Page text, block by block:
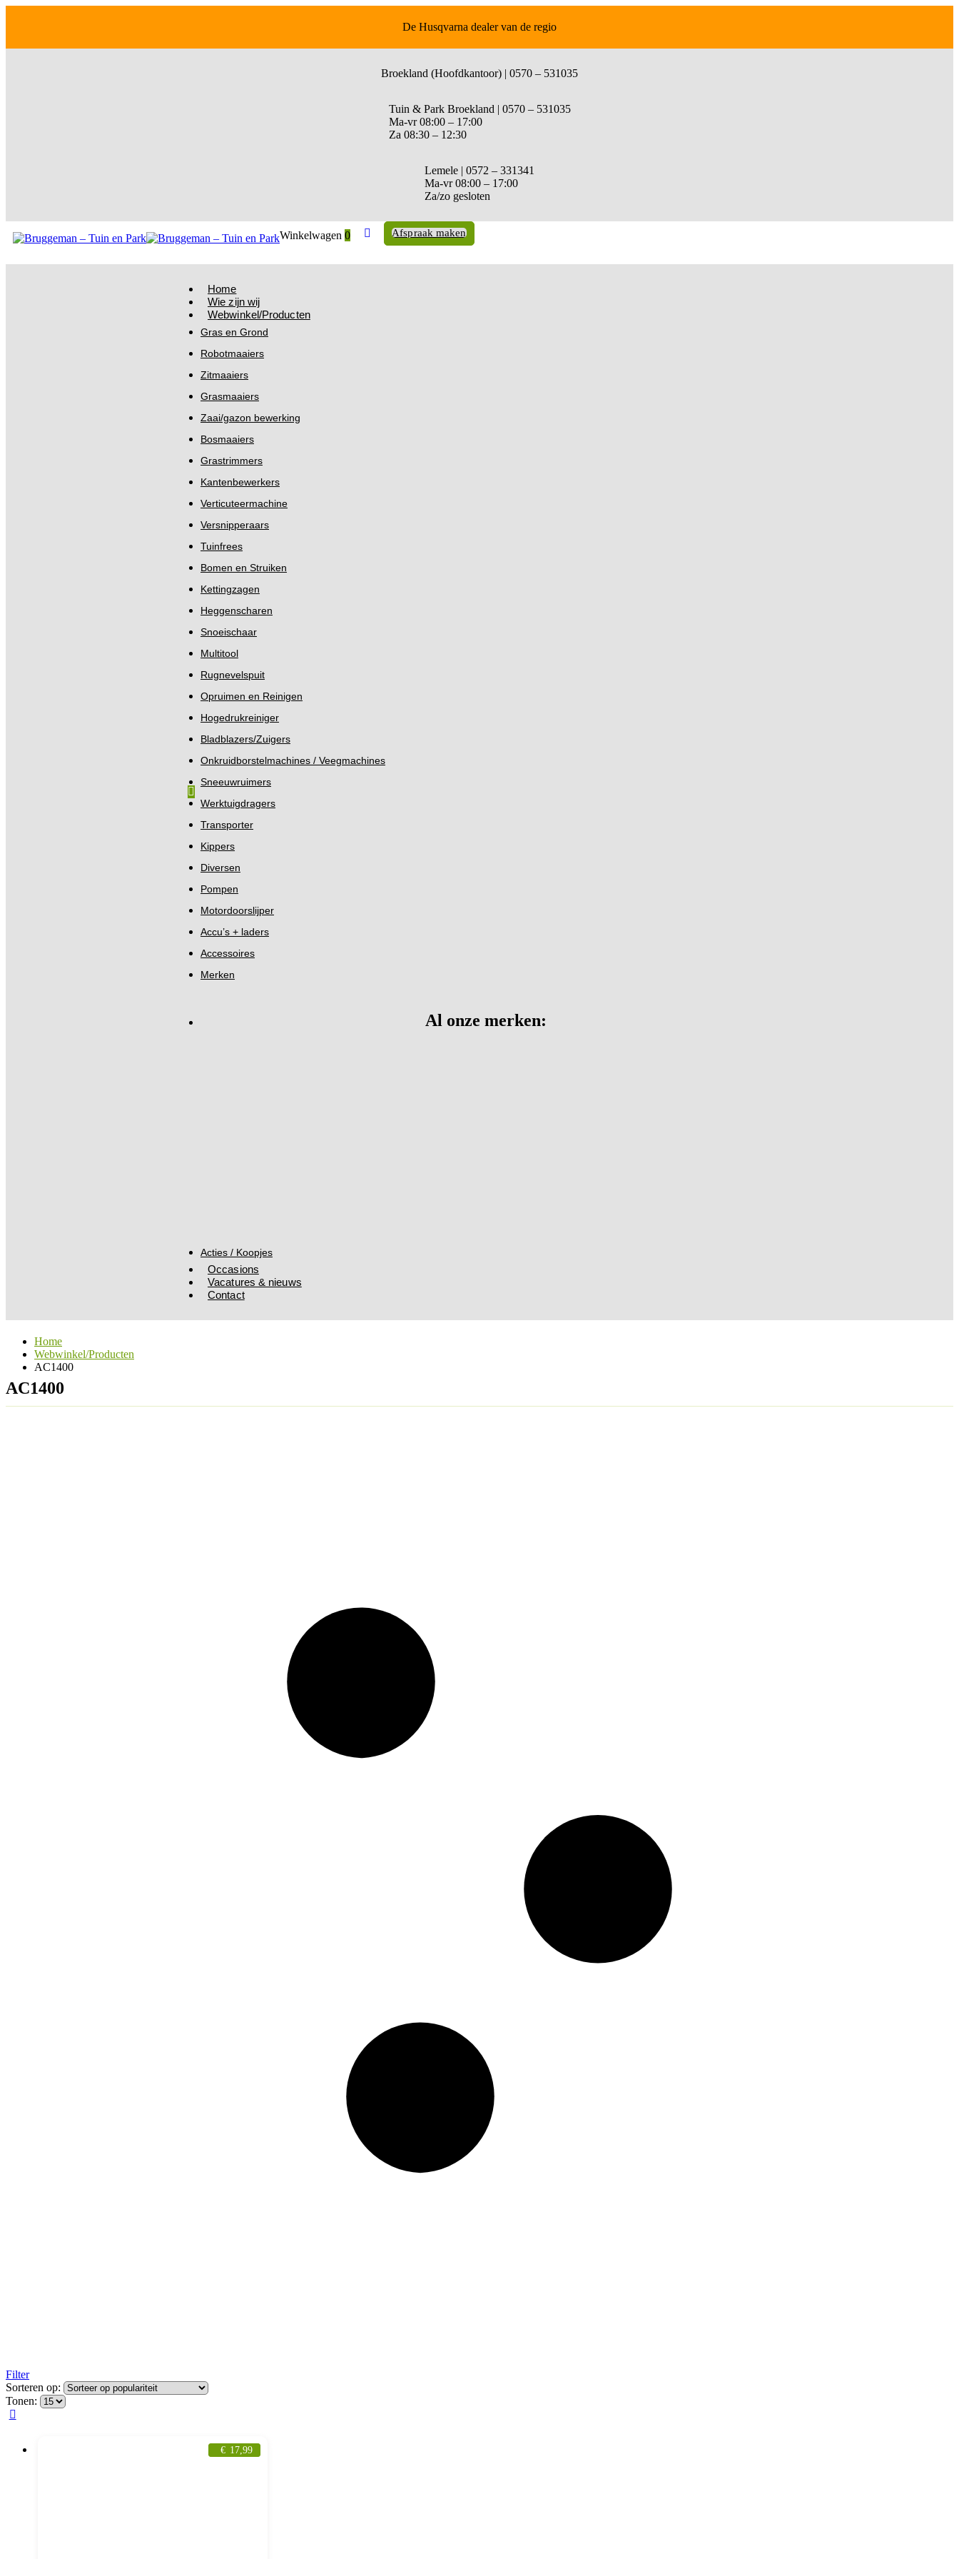
De Husqvarna dealer van de regio
Broekland (Hoofdkantoor) | 0570 – 531035
Tuin & Park Broekland | 0570 – 531035
Ma-vr 08:00 – 17:00
Za 08:30 – 12:30
Lemele | 0572 – 331341
Ma-vr 08:00 – 17:00
Za/zo gesloten
Winkelwagen 0 Afspraak maken
Home
Wie zijn wij
Webwinkel/Producten
Gras en Grond
Robotmaaiers
Zitmaaiers
Grasmaaiers
Zaai/gazon bewerking
Bosmaaiers
Grastrimmers
Kantenbewerkers
Verticuteermachine
Versnipperaars
Tuinfrees
Bomen en Struiken
Kettingzagen
Heggenscharen
Snoeischaar
Multitool
Rugnevelspuit
Opruimen en Reinigen
Hogedrukreiniger
Bladblazers/Zuigers
Onkruidborstelmachines / Veegmachines
Sneeuwruimers
Werktuigdragers
Transporter
Kippers
Diversen
Pompen
Motordoorslijper
Accu’s + laders
Accessoires
Merken
Al onze merken:
Acties / Koopjes
Occasions
Vacatures & nieuws
Contact
Home
Webwinkel/Producten
AC1400
AC1400
Filter
Sorteren op:
Tonen:
€ 17,99